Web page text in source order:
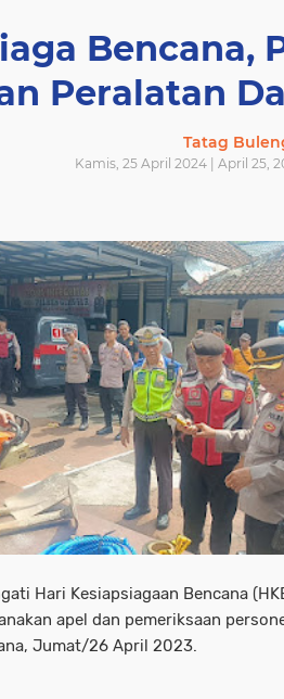
Bencana,
Peralatan
Tatag
Kamis, 25 April 2024 | April 25,
Hari Kesiapsiagaan Bencana
apel dan pemeriksaan
Jumat/26 April 2023.